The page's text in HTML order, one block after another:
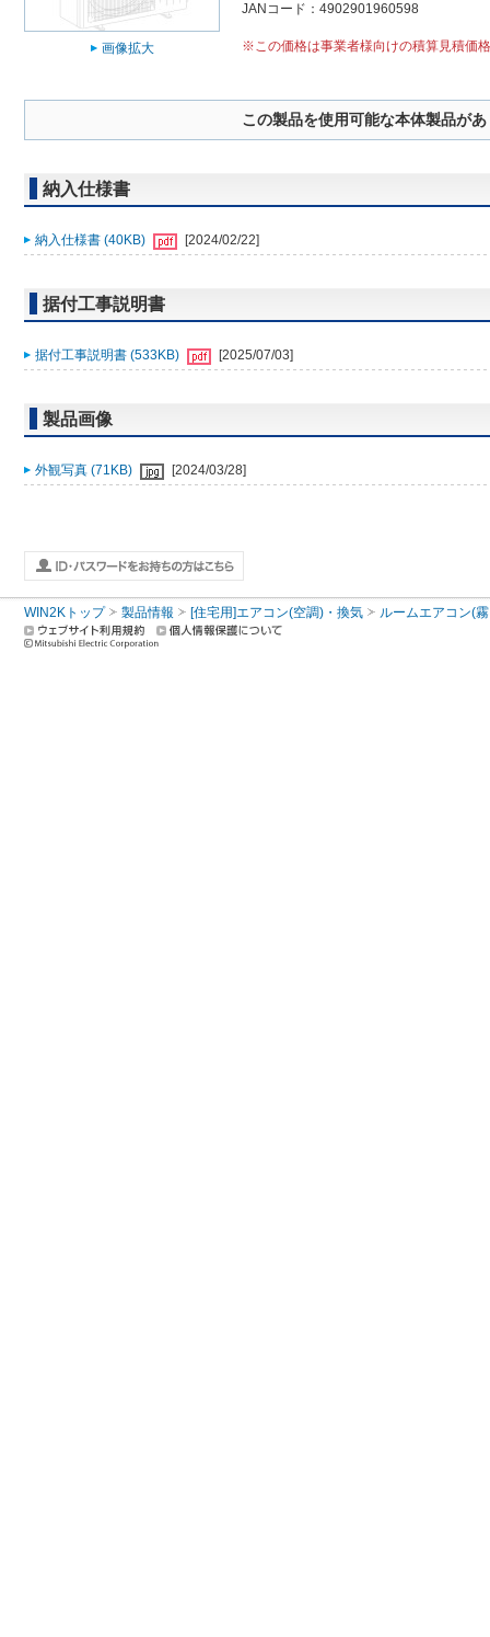
画像拡大
JANコード：4902901960598
※この価格は事業者様向けの積算見積価
この製品を使用可能な本体製品が
納入仕様書
納入仕様書 (40KB) [2024/02/22]
据付工事説明書
据付工事説明書 (533KB) [2025/07/03]
製品画像
外観写真 (71KB) [2024/03/28]
WIN2Kトップ 製品情報 [住宅用]エアコン(空調)・換気 ルームエアコン(